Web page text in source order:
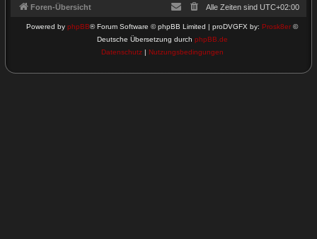
Foren-Übersicht Alle Zeiten sind UTC+02:00
Powered by phpBB® Forum Software © phpBB Limited | proDVGFX by: Prosk8er ©
Deutsche Übersetzung durch phpBB.de
Datenschutz| Nutzungsbedingungen